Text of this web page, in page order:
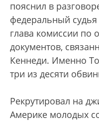
пояснил в
федеральный
глава комиссии по
документов,
Кеннеди. Именно
три из десяти
Рекрутировал на
Америке молодых